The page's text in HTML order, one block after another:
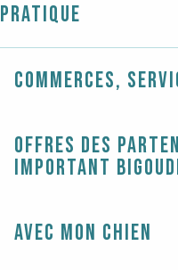
Pratique
Commerces,
Offres des
Important
Avec mon chien